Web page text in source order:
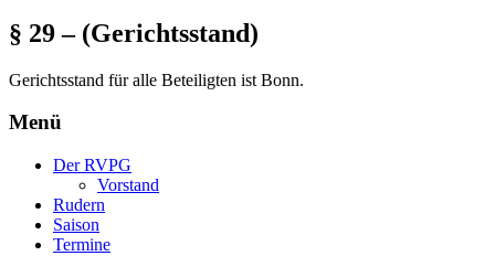
§ 29 – (Gerichtsstand)
Gerichtsstand für alle Beteiligten ist Bonn.
Menü
Der RVPG
Vorstand
Rudern
Saison
Termine